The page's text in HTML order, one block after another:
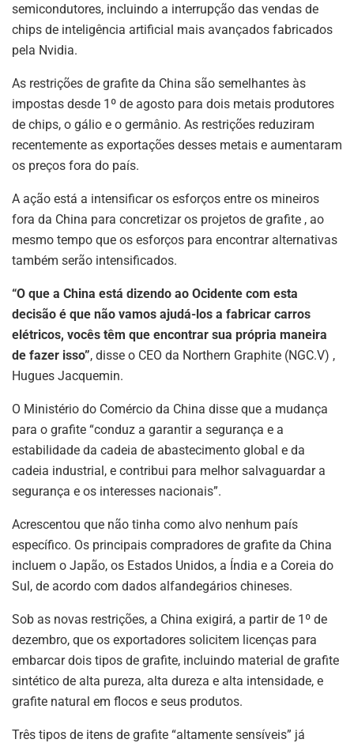
semicondutores, incluindo a interrupção das vendas de
chips de inteligência artificial mais avançados fabricados
pela Nvidia.
As restrições de grafite da China são semelhantes às
impostas desde 1º de agosto para dois metais produtores
de chips, o gálio e o germânio. As restrições reduziram
recentemente as exportações desses metais e aumentaram
os preços fora do país.
A ação está a intensificar os esforços entre os mineiros
fora da China para concretizar os projetos de grafite , ao
mesmo tempo que os esforços para encontrar alternativas
também serão intensificados.
“O que a China está dizendo ao Ocidente com esta
decisão é que não vamos ajudá-los a fabricar carros
elétricos, vocês têm que encontrar sua própria maneira
de fazer isso”, disse o CEO da Northern Graphite (NGC.V) ,
Hugues Jacquemin.
O Ministério do Comércio da China disse que a mudança
para o grafite “conduz a garantir a segurança e a
estabilidade da cadeia de abastecimento global e da
cadeia industrial, e contribui para melhor salvaguardar a
segurança e os interesses nacionais”.
Acrescentou que não tinha como alvo nenhum país
específico. Os principais compradores de grafite da China
incluem o Japão, os Estados Unidos, a Índia e a Coreia do
Sul, de acordo com dados alfandegários chineses.
Sob as novas restrições, a China exigirá, a partir de 1º de
dezembro, que os exportadores solicitem licenças para
embarcar dois tipos de grafite, incluindo material de grafite
sintético de alta pureza, alta dureza e alta intensidade, e
grafite natural em flocos e seus produtos.
Três tipos de itens de grafite “altamente sensíveis” já